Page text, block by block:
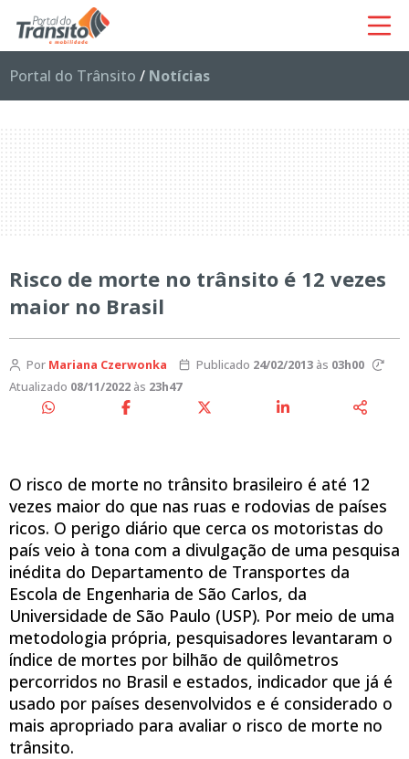
Portal do Trânsito / Notícias
Risco de morte no trânsito é 12 vezes
maior no Brasil
Por Mariana Czerwonka Publicado 24/02/2013às 03h00
Atualizado 08/11/2022 às 23h47
O risco de morte no trânsito brasileiro é até 12
vezes maior do que nas ruas e rodovias de países
ricos. O perigo diário que cerca os motoristas do
país veio à tona com a divulgação de uma pesquisa
inédita do Departamento de Transportes da
Escola de Engenharia de São Carlos, da
Universidade de São Paulo (USP). Por meio de uma
metodologia própria, pesquisadores levantaram o
índice de mortes por bilhão de quilômetros
percorridos no Brasil e estados, indicador que já é
usado por países desenvolvidos e é considerado o
mais apropriado para avaliar o risco de morte no
trânsito.